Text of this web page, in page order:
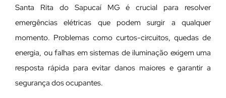
Santa Rita do Sapucaí MG é crucial para resolver
emergências elétricas que podem surgir a qualquer
momento. Problemas como curtos-circuitos, quedas de
energia, ou falhas em sistemas de iluminação exigem uma
resposta rápida para evitar danos maiores e garantir a
segurança dos ocupantes.